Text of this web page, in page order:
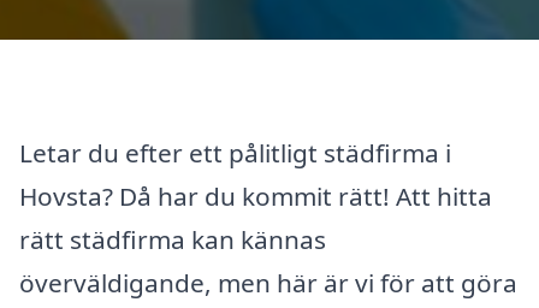
Letar du efter ett pålitligt städfirma i
Hovsta? Då har du kommit rätt! Att hitta
rätt städfirma kan kännas
överväldigande, men här är vi för att göra